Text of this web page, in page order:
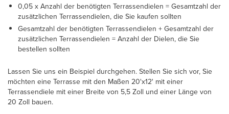
0,05 x Anzahl der benötigten Terrassendielen = Gesamtzahl der
zusätzlichen Terrassendielen, die Sie kaufen sollten
Gesamtzahl der benötigten Terrassendielen + Gesamtzahl der
zusätzlichen Terrassendielen = Anzahl der Dielen, die Sie
bestellen sollten
Lassen Sie uns ein Beispiel durchgehen. Stellen Sie sich vor, Sie
möchten eine Terrasse mit den Maßen 20'x12' mit einer
Terrassendiele mit einer Breite von 5,5 Zoll und einer Länge von
20 Zoll bauen.